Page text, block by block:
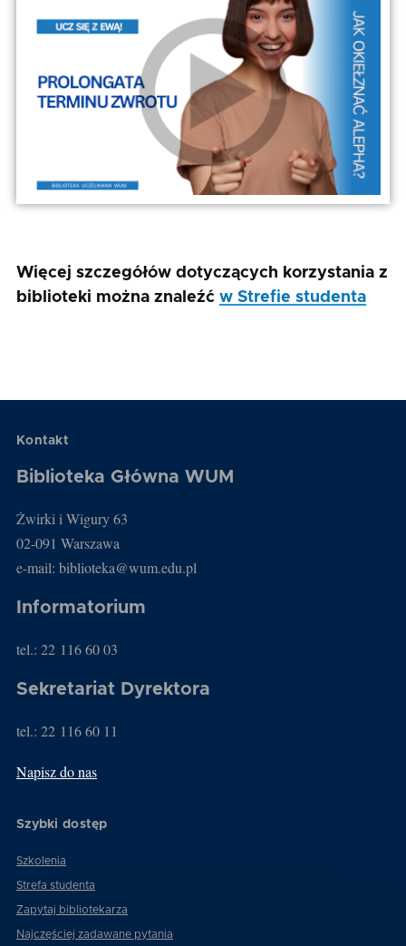
Więcej szczegółów dotyczących korzystania z
biblioteki można znaleźć w Strefie studenta
Kontakt
Biblioteka Główna WUM
Żwirki i Wigury 63
02-091 Warszawa
e-mail: biblioteka@wum.edu.pl
Informatorium
tel.: 22 116 60 03
Sekretariat Dyrektora
tel.: 22 116 60 11
Napisz do nas
Szybki dostęp
Szkolenia
Strefa studenta
Zapytaj bibliotekarza
Najczęściej zadawane pytania